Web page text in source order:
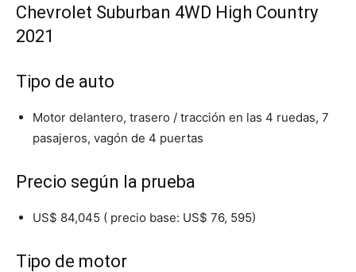
Chevrolet Suburban 4WD High Country
2021
Tipo de auto
Motor delantero, trasero / tracción en las 4 ruedas, 7
pasajeros, vagón de 4 puertas
Precio según la prueba
US$ 84,045 ( precio base: US$ 76, 595)
Tipo de motor